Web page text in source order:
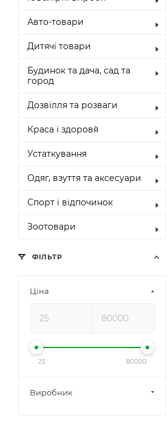
Авто-товари
Дитячі товари
Будинок та дача, сад та
город
Дозвілля та розваги
Краса і здоров`я
Устаткування
Одяг, взуття та аксесуари
Спорт і відпочинок
Зоотовари
ФІЛЬТР
Ціна
25 80000
Виробник